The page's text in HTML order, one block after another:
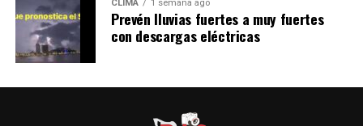
CLIMA 1 semana ago
Prevén lluvias fuertes a muy fuertes
con descargas eléctricas